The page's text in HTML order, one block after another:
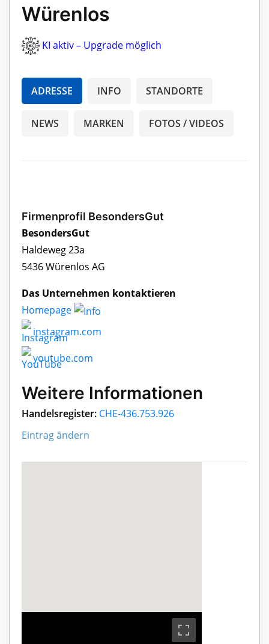
Würenlos
KI aktiv – Upgrade möglich
ADRESSE INFO STANDORTE
NEWS MARKEN FOTOS / VIDEOS
Firmenprofil BesondersGut
BesondersGut
Haldeweg 23a
5436 Würenlos AG
Das Unternehmen kontaktieren
Homepage
instagram.com
youtube.com
Weitere Informationen
Handelsregister: CHE-436.753.926
Eintrag ändern